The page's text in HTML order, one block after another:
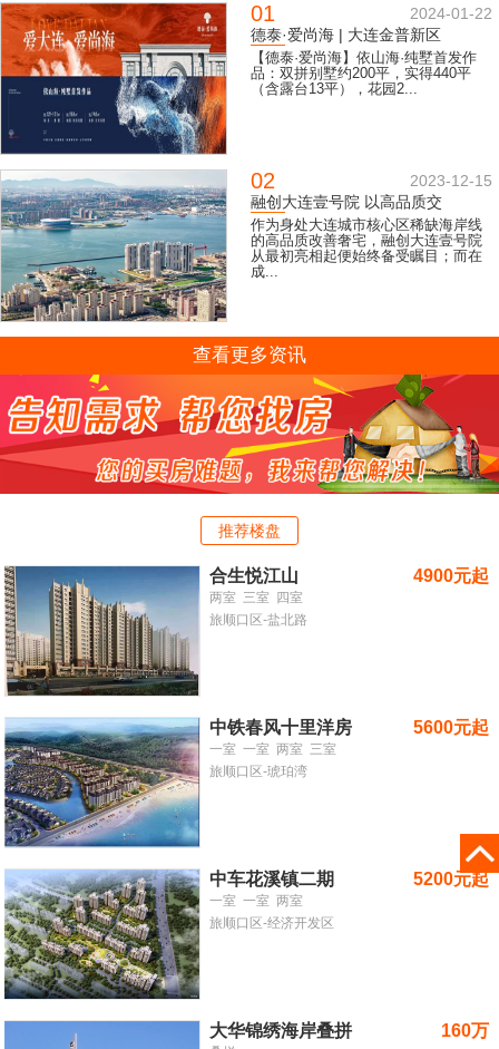
01
2024-01-22
德泰·爱尚海 | 大连金普新区
【德泰·爱尚海】依山海·纯墅首发作
品：双拼别墅约200平，实得440平
（含露台13平），花园2...
02
2023-12-15
融创大连壹号院 以高品质交
作为身处大连城市核心区稀缺海岸线
的高品质改善奢宅，融创大连壹号院
从最初亮相起便始终备受瞩目；而在
成...
查看更多资讯
推荐楼盘
合生悦江山 4900元起
两室 三室
四室
旅顺口区-盐北路
中铁春风十里洋房 5600元起
一室一室两室 三室
旅顺口区-琥珀湾
中车花溪镇二期 5200元起
一室一室两室
旅顺口区-经济开发区
大华锦绣海岸叠拼 160万